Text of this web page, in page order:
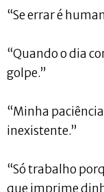
“Se errar é
“Quando o dia
golpe.”
“Minha
inexistente.”
“Só trabalho
que imprime